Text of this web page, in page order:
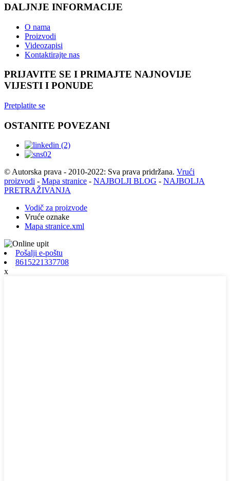
DALJNJE INFORMACIJE
O nama
Proizvodi
Videozapisi
Kontaktirajte nas
PRIJAVITE SE I PRIMAJTE NAJNOVIJE
VIJESTI I PONUDE
Pretplatite se
OSTANITE POVEZANI
© Autorska prava - 2010-2022: Sva prava pridržana. Vrući
proizvodi - Mapa stranice - NAJBOLJI BLOG - NAJBOLJA
PRETRAŽIVANJA
Vodič za proizvode
Vruće oznake
Mapa stranice.xml
Pošalji e-poštu
8615221337708
x